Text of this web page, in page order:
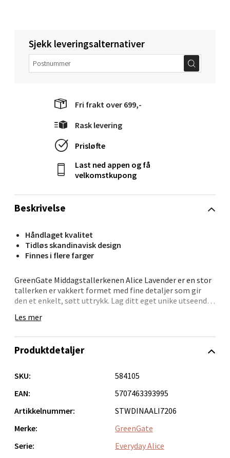
Beskrivelse
Håndlaget kvalitet
Tidløs skandinavisk design
Finnes i flere farger
GreenGate Middagstallerkenen Alice Lavender er en stor
tallerken er vakkert formet med fine detaljer som gir
den et enkelt, søtt uttrykk. Lag ditt eget unike utseende
design.
Les mer
Sjekk leveringsalternativer
Fri frakt over 699,-
Rask levering
Prisløfte
Last ned appen og få
velkomstkupong
Produktdetaljer
SKU:
584105
EAN:
5707463393995
Artikkelnummer:
STWDINAALI7206
Merke:
GreenGate
Serie:
Everyday Alice
Velg
Narvik - Thon Senter Malmporten
Bolagsgata 1, 8514 Narvik
Åpent i dag 10-20
Velg
Bergen - Oasen Senter
Åpent i dag 10-21
0 i butikk
Oppdal - Aunasenteret
Åpent i dag 10-19